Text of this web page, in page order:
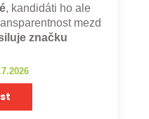
, kandidáti ho ale
mezd
značku